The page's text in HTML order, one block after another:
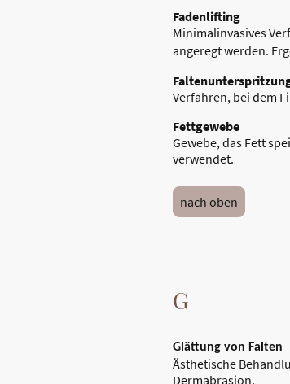
Fadenlifting
Minimalinvasives
angeregt werden.
Verfahren, bei dem
Fettgewebe
Gewebe, das Fett
verwendet.
nach oben
G
Glättung von Falten
Ästhetische
Dermabrasion.